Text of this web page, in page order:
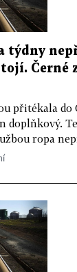
týdny
Černé
přitékala do
doplňkový.
ropa